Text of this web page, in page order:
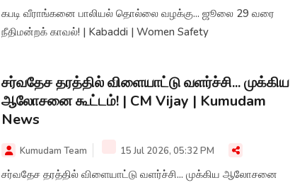
கபடி வீராங்கனை பாலியல் தொல்லை வழக்கு... ஜூலை 29 வரை
நீதிமன்றக் காவல்! | Kabaddi | Women Safety
சர்வதேச தரத்தில் விளையாட்டு வளர்ச்சி... முக்கிய
ஆலோசனை கூட்டம்! | CM Vijay | Kumudam
News
Kumudam Team 15 Jul 2026, 05:32 PM
சர்வதேச தரத்தில் விளையாட்டு வளர்ச்சி... முக்கிய ஆலோசனை